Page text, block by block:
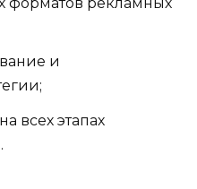
и
всех этапах